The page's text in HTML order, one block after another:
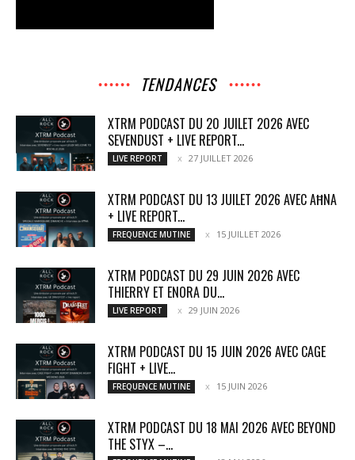
TENDANCES
XTRM PODCAST DU 20 JUILET 2026 AVEC
SEVENDUST + LIVE REPORT...
LIVE REPORT 27 JUILLET 2026
XTRM PODCAST DU 13 JUILET 2026 AVEC AĦNA
+ LIVE REPORT...
FREQUENCE MUTINE 15 JUILLET 2026
XTRM PODCAST DU 29 JUIN 2026 AVEC
THIERRY ET ENORA DU...
LIVE REPORT 29 JUIN 2026
XTRM PODCAST DU 15 JUIN 2026 AVEC CAGE
FIGHT + LIVE...
FREQUENCE MUTINE 15 JUIN 2026
XTRM PODCAST DU 18 MAI 2026 AVEC BEYOND
THE STYX –...